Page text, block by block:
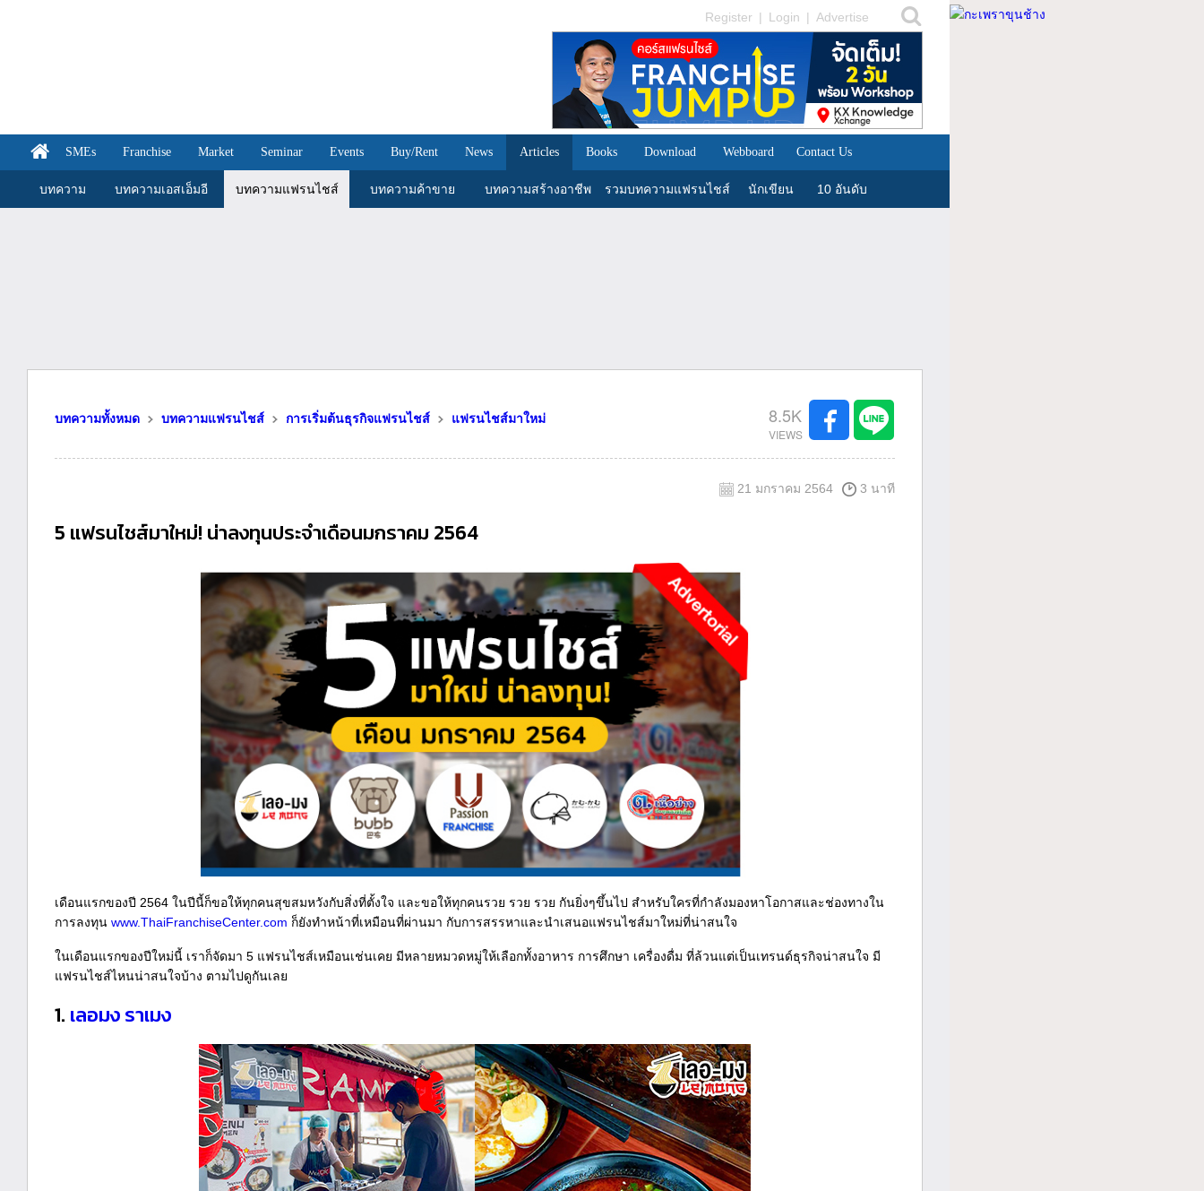
Register | Login | Advertise
SMEs Franchise Market Seminar Events Buy/Rent News Articles Books Download Webboard Contact Us
บทความ บทความเอสเอ็มอี บทความแฟรนไชส์ บทความค้าขาย บทความสร้างอาชีพ รวมบทความแฟรนไชส์ นักเขียน 10 อันดับ
บทความทั้งหมด บทความแฟรนไชส์ การเริ่มต้นธุรกิจแฟรนไชส์ แฟรนไชส์มาใหม่ 8.5K
3 นาที
21 มกราคม 2564
5 แฟรนไชส์มาใหม่! น่าลงทุนประจำเดือนมกราคม 2564
เดือนแรกของปี 2564 ในปีนี้ก็ขอให้ทุกคนสุขสมหวังกับสิ่งที่ตั้งใจ และขอให้ทุกคนรวย รวย รวย กันยิ่งๆขึ้นไป สำหรับใครที่กำลังมองหาโอกาสและช่องทางใน
การลงทุน www.ThaiFranchiseCenter.com ก็ยังทำหน้าที่เหมือนที่ผ่านมา กับการสรรหาและนำเสนอแฟรนไชส์มาใหม่ที่น่าสนใจ
ในเดือนแรกของปีใหม่นี้ เราก็จัดมา 5 แฟรนไชส์เหมือนเช่นเคย มีหลายหมวดหมู่ให้เลือกทั้งอาหาร การศึกษา เครื่องดื่ม ที่ล้วนแต่เป็นเทรนด์ธุรกิจน่าสนใจ มี
แฟรนไชส์ไหนน่าสนใจบ้าง ตามไปดูกันเลย
1. เลอมง ราเมง